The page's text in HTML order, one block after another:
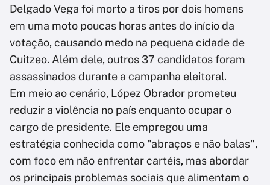
Delgado Vega foi morto a tiros por dois homens
em uma moto poucas horas antes do início da
votação, causando medo na pequena cidade de
Cuitzeo. Além dele, outros 37 candidatos foram
assassinados durante a campanha eleitoral.
Em meio ao cenário, López Obrador prometeu
reduzir a violência no país enquanto ocupar o
cargo de presidente. Ele empregou uma
estratégia conhecida como "abraços e não balas",
com foco em não enfrentar cartéis, mas abordar
os principais problemas sociais que alimentam o